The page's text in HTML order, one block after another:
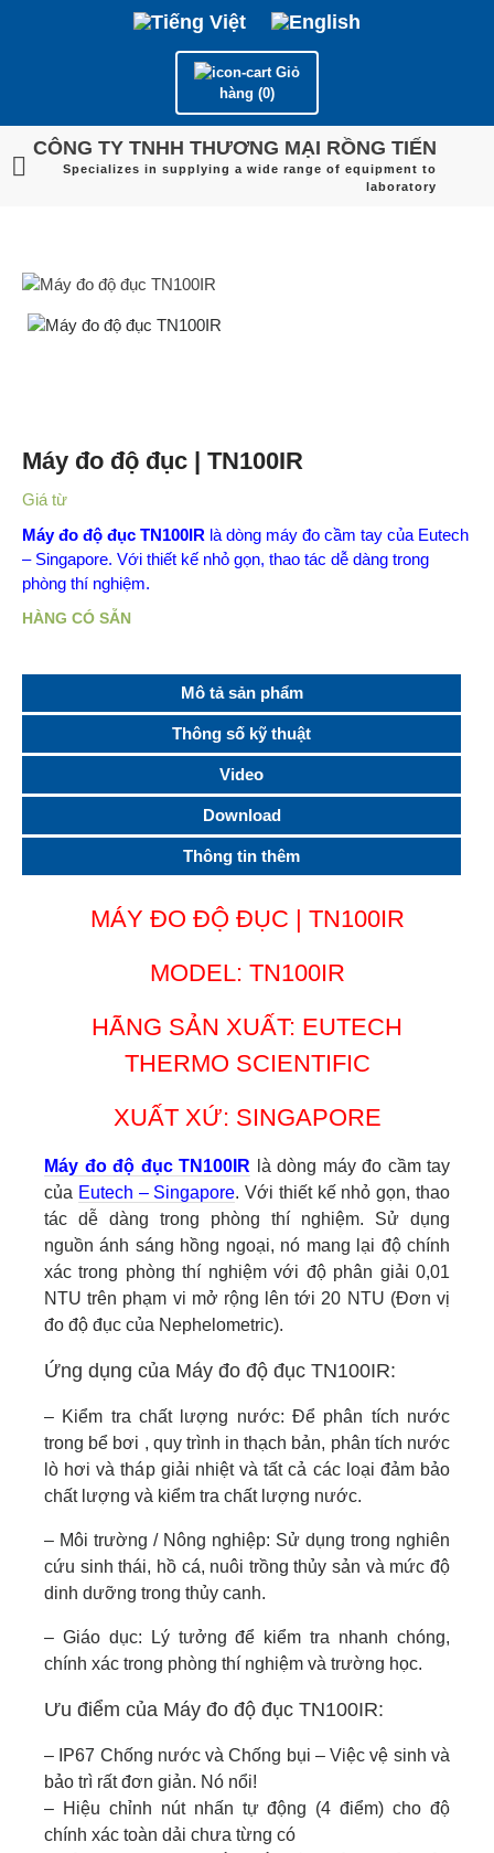
Giỏ
hàng (0)
CÔNG TY TNHH THƯƠNG MẠI RỒNG TIẾN
Specializes in supplying a wide range of equipment to
laboratory
Máy đo độ đục | TN100IR
Giá từ
Máy đo độ đục TN100IR là dòng máy đo cầm tay của Eutech
– Singapore. Với thiết kế nhỏ gọn, thao tác dễ dàng trong
phòng thí nghiệm.
HÀNG CÓ SẴN
Mô tả sản phẩm
Thông số kỹ thuật
Video
Download
Thông tin thêm
MÁY ĐO ĐỘ ĐỤC | TN100IR
MODEL: TN100IR
HÃNG SẢN XUẤT: EUTECH
THERMO SCIENTIFIC
XUẤT XỨ: SINGAPORE
Máy đo độ đục TN100IR
là dòng máy đo cầm tay
của Eutech – Singapore. Với thiết kế nhỏ gọn, thao
tác dễ dàng trong phòng thí nghiệm. Sử dụng
nguồn ánh sáng hồng ngoại, nó mang lại độ chính
xác trong phòng thí nghiệm với độ phân giải 0,01
NTU trên phạm vi mở rộng lên tới 20 NTU (Đơn vị
đo độ đục của Nephelometric).
Ứng dụng của Máy đo độ đục TN100IR:
– Kiểm tra chất lượng nước: Để phân tích nước
trong bể bơi , quy trình in thạch bản, phân tích nước
lò hơi và tháp giải nhiệt và tất cả các loại đảm bảo
chất lượng và kiểm tra chất lượng nước.
– Môi trường / Nông nghiệp: Sử dụng trong nghiên
cứu sinh thái, hồ cá, nuôi trồng thủy sản và mức độ
dinh dưỡng trong thủy canh.
– Giáo dục: Lý tưởng để kiểm tra nhanh chóng,
chính xác trong phòng thí nghiệm và trường học.
Ưu điểm của Máy đo độ đục TN100IR:
– IP67 Chống nước và Chống bụi – Việc vệ sinh và
bảo trì rất đơn giản. Nó nổi!
– Hiệu chỉnh nút nhấn tự động (4 điểm) cho độ
chính xác toàn dải chưa từng có